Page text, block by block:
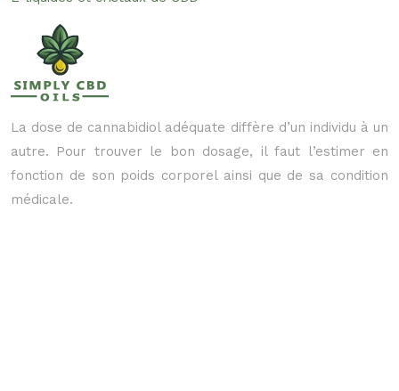
La dose de cannabidiol adéquate diffère d’un individu à un
autre. Pour trouver le bon dosage, il faut l’estimer en
fonction de son poids corporel ainsi que de sa condition
médicale.